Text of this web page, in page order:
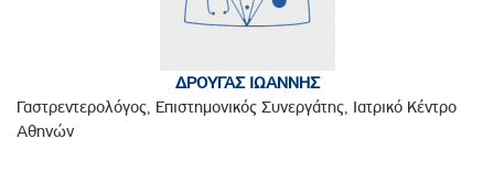
ΔΡΟΥΓΑΣ ΙΩΑΝΝΗΣ
Γαστρεντερολόγος, Επιστημονικός Συνεργάτης, Ιατρικό Κέντρο
Αθηνών